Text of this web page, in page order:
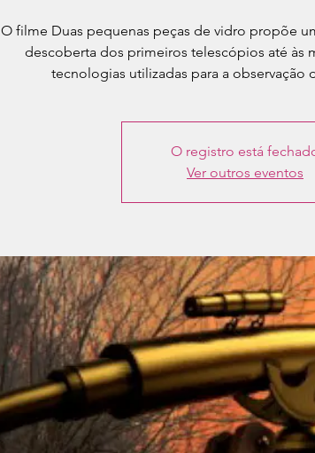
O filme Duas pequenas peças de vidro propõe
descoberta dos primeiros telescópios até às
tecnologias utilizadas para a observação
O registro está
Ver outros eventos